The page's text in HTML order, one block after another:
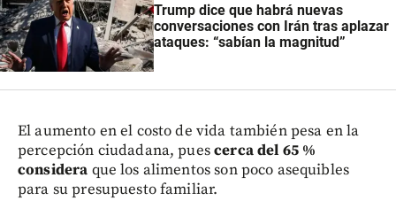
Trump dice que habrá nuevas
conversaciones con Irán tras aplazar
ataques: “sabían la magnitud”
El aumento en el costo de vida también pesa en la
percepción ciudadana, puescerca del 65 %
considera que los alimentos son poco asequibles
para su presupuesto familiar.